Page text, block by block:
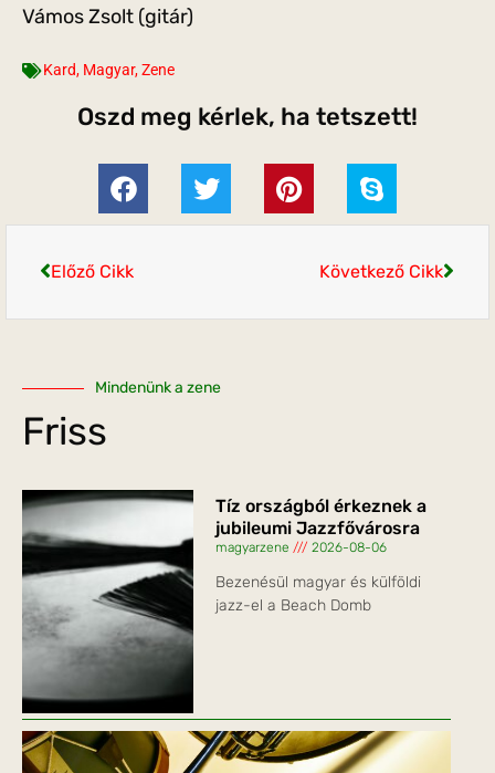
Vámos Zsolt (gitár)
Kard, Magyar,Zene
Oszd meg kérlek, ha tetszett!
Előző Cikk Következő Cikk
Mindenünk a zene
Friss
Tíz országból érkeznek a
jubileumi Jazzfővárosra
magyarzene 2026-08-06
Bezenésül magyar és külföldi
jazz-el a Beach Domb